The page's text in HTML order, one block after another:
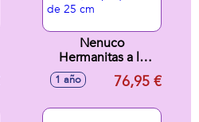
Nenuco
Hermanitas a la
Cama ¡les encanta
dormir juntas! La
1 año 76,95 €